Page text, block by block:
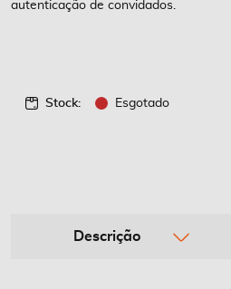
autenticação de convidados.
Stock: Esgotado
Descrição